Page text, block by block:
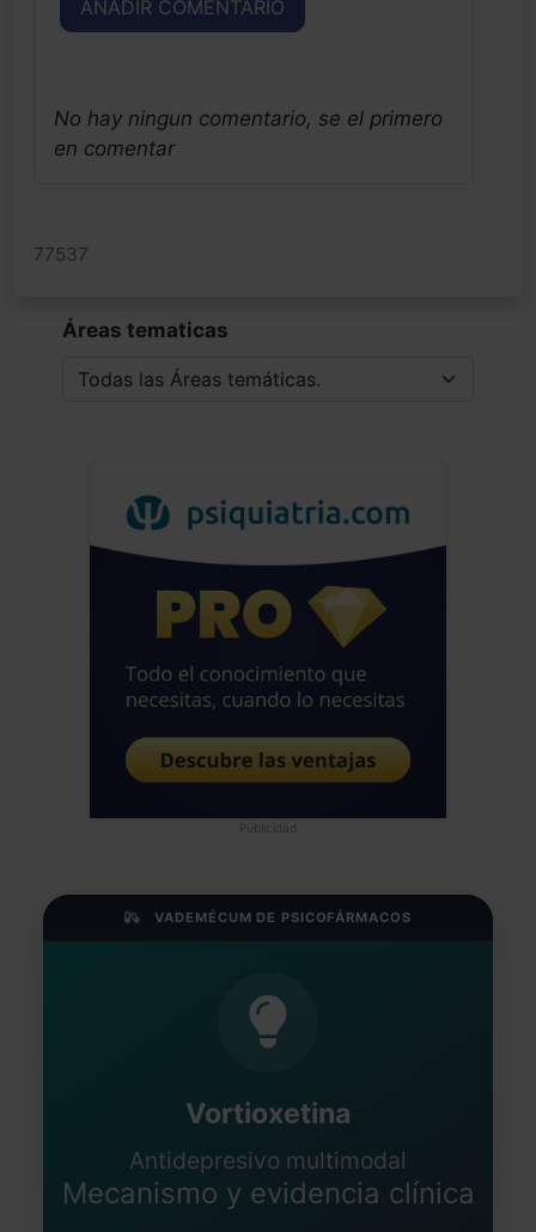
AÑADIR COMENTARIO
No hay ningun comentario, se el primero
en comentar
77537
Áreas tematicas
Publicidad
VADEMÉCUM DE PSICOFÁRMACOS
Vortioxetina
Antidepresivo multimodal
Mecanismo y evidencia clínica